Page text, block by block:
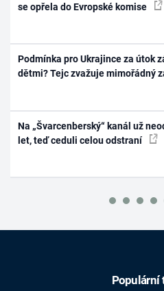
se opřela do Evropské komise
Podmínka pro Ukrajince za útok
dětmi? Tejc zvažuje mimořádný
Na „Švarcenberský“ kanál už
let, teď ceduli celou odstraní
Populární